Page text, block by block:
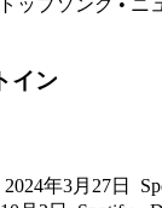
イン
2024年3月27日